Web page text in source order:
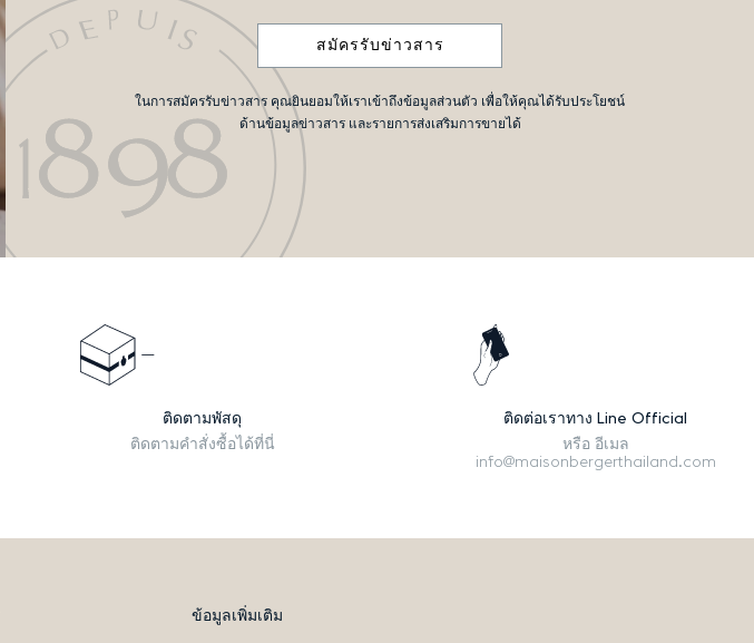
สมัครรับข่าวสาร
ในการสมัครรับข่าวสาร คุณยินยอมให้เราเข้าถึงข้อมูลส่วนตัว เพื่อให้คุณได้รับประโยชน์
ด้านข้อมูลข่าวสาร และรายการส่งเสริมการขายได้
ติดตามพัสดุ
ติดตามคำสั่งซื้อได้ที่นี่
ติดต่อเราทาง Line Official
หรือ อีเมล
info@maisonbergerthailand.com
ข้อมูลเพิ่มเติม